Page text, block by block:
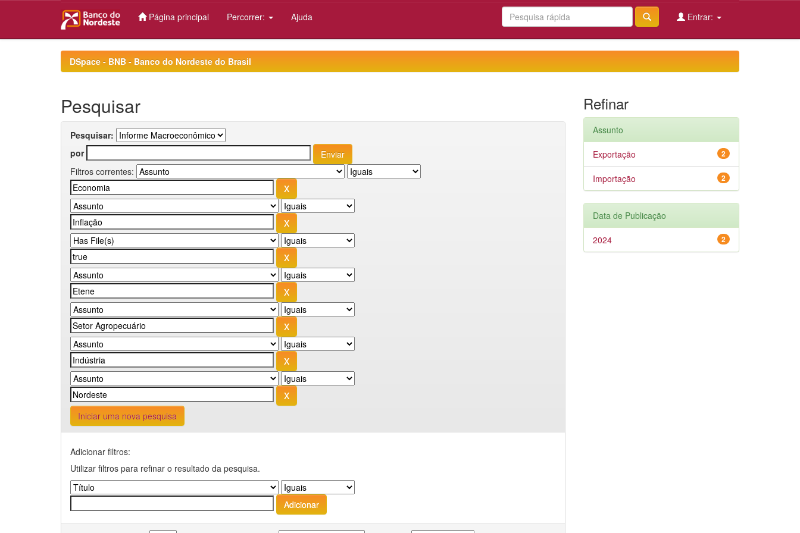
Página principal Percorrer: Ajuda Entrar:
DSpace - BNB - Banco do Nordeste do Brasil
Pesquisar
Pesquisar:
por
Filtros correntes:
Iniciar uma nova pesquisa
Adicionar filtros:
Utilizar filtros para refinar o resultado da pesquisa.
Refinar
Assunto
2
Exportação
2
Importação
Data de Publicação
2
2024